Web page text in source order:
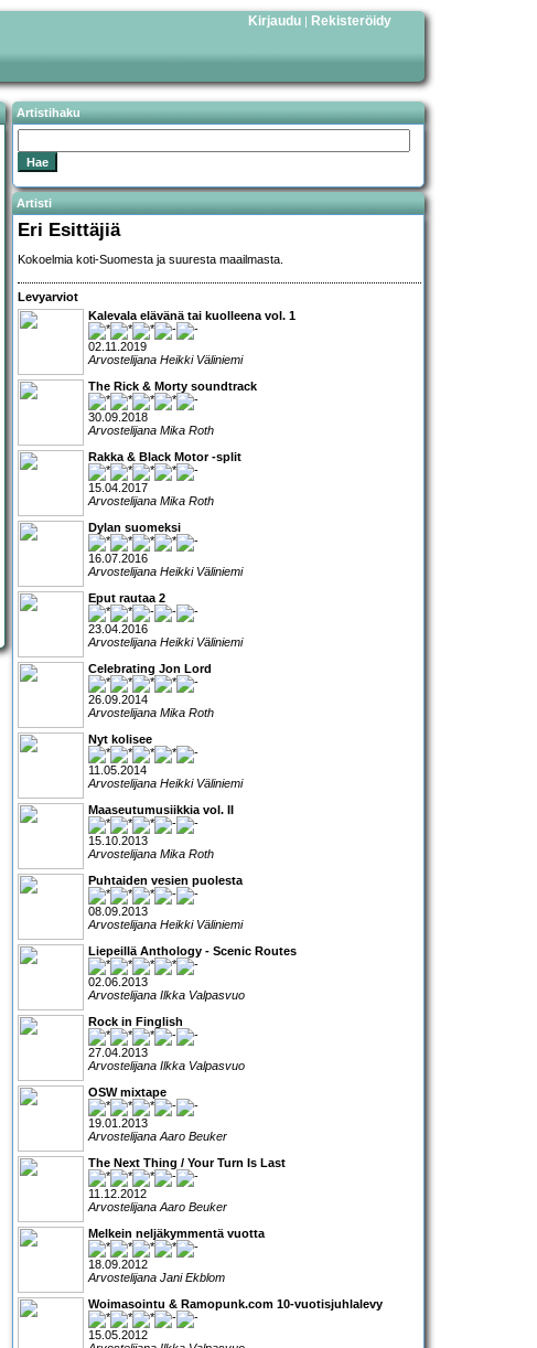
Kirjaudu | Rekisteröidy
Artistihaku
Artisti
Eri Esittäjiä
Kokoelmia koti-Suomesta ja suuresta maailmasta.
Levyarviot
Kalevala elävänä tai kuolleena vol. 1
02.11.2019
Arvostelijana Heikki Väliniemi
The Rick & Morty soundtrack
30.09.2018
Arvostelijana Mika Roth
Rakka & Black Motor -split
15.04.2017
Arvostelijana Mika Roth
Dylan suomeksi
16.07.2016
Arvostelijana Heikki Väliniemi
Eput rautaa 2
23.04.2016
Arvostelijana Heikki Väliniemi
Celebrating Jon Lord
26.09.2014
Arvostelijana Mika Roth
Nyt kolisee
11.05.2014
Arvostelijana Heikki Väliniemi
Maaseutumusiikkia vol. II
15.10.2013
Arvostelijana Mika Roth
Puhtaiden vesien puolesta
08.09.2013
Arvostelijana Heikki Väliniemi
Liepeillä Anthology - Scenic Routes
02.06.2013
Arvostelijana Ilkka Valpasvuo
Rock in Finglish
27.04.2013
Arvostelijana Ilkka Valpasvuo
OSW mixtape
19.01.2013
Arvostelijana Aaro Beuker
The Next Thing / Your Turn Is Last
11.12.2012
Arvostelijana Aaro Beuker
Melkein neljäkymmentä vuotta
18.09.2012
Arvostelijana Jani Ekblom
Woimasointu & Ramopunk.com 10-vuotisjuhlalevy
15.05.2012